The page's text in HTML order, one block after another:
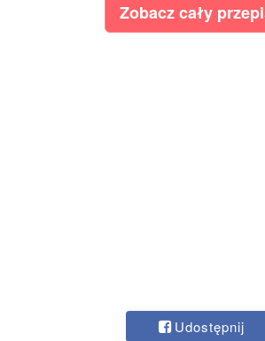
Zobacz cały
Udostępnij